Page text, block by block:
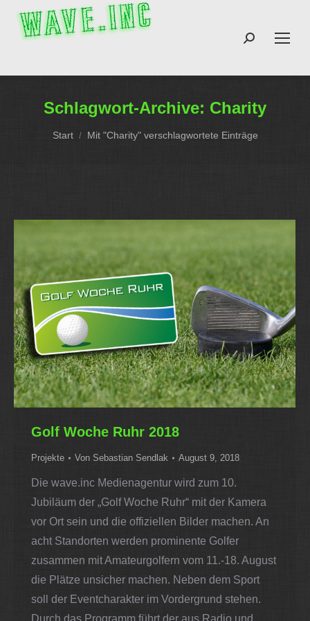
Search:
Schlagwort-Archive: Charity
Sie befinden sich hier:
Start Mit "Charity" verschlagwortete Einträge
Golf Woche Ruhr 2018
Projekte Von Sebastian Sendlak August 9, 2018
Die wave.inc Medienagentur wird zum 10.
Jubiläum der „Golf Woche Ruhr“ mit der Kamera
vor Ort sein und die offiziellen Bilder machen. An
acht Standorten werden prominente Golfer
zusammen mit Amateurgolfern vom 11.-18. August
die Plätze unsicher machen. Neben dem Sport
soll der Eventcharakter im Vordergrund stehen.